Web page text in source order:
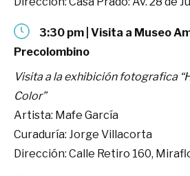
3:30 pm | Visita a Museo
Precolombino
Visita a la exhibición fotografica
Color”
Artista: Mafe García
Curaduría: Jorge Villacorta
Dirección: Calle Retiro 160,